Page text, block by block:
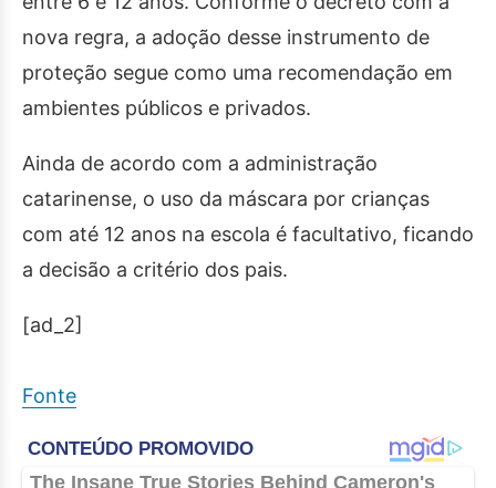
nova regra, a adoção desse instrumento de
proteção segue como uma recomendação em
ambientes públicos e privados.
Ainda de acordo com a administração
catarinense, o uso da máscara por crianças
com até 12 anos na escola é facultativo, ficando
a decisão a critério dos pais.
[ad_2]
Fonte